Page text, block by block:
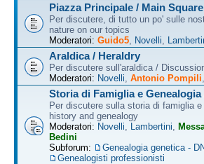
Piazza Principale / Main Square
Per discutere, di tutto un po' sulle
nature on our topics
Moderatori: Guido5 Novelli
Araldica / Heraldry
Per discutere sull'araldica /
Moderatori: Novelli Antonio Pompili
Storia di Famiglia e
Per discutere sulla storia di famiglia
history and genealogy
Moderatori: Novelli Lambertini
Bedini
Subforum:
Genealogia genetica -
Genealogisti professionisti